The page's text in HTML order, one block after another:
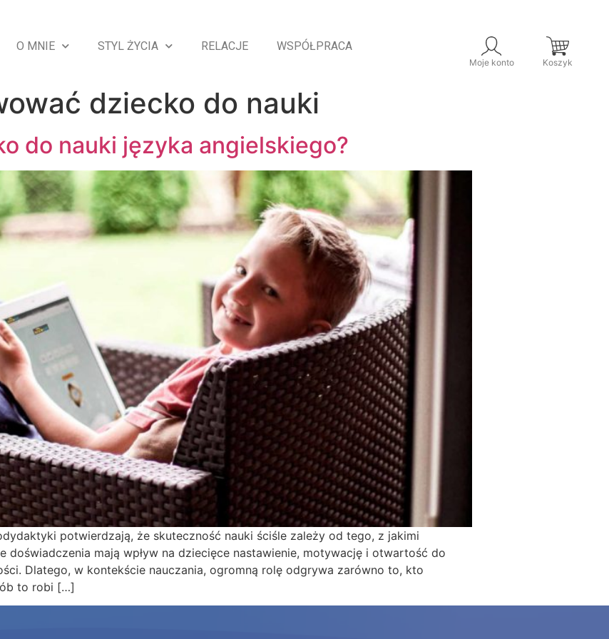
O MNIE STYL ŻYCIA RELACJE WSPÓŁPRACA
Moje konto Koszyk
dziecko do nauki
do nauki języka angielskiego?
potwierdzają, że skuteczność nauki ściśle zależy od tego, z jakimi
doświadczenia mają wpływ na dziecięce nastawienie, motywację i otwartość do
Dlatego, w kontekście nauczania, ogromną rolę odgrywa zarówno to, kto
to robi […]